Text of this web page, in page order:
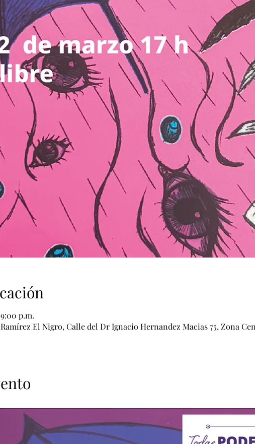
p.m.
El Nigro, Calle del Dr Ignacio Hernandez Macias 75, Zona